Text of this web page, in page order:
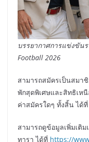
บรรยากาศการแข่งขัน
Football 2026
สามารถสมัครเป็นสมา
พักสุดพิเศษและสิทธิเห
ค่าสมัครใดๆ ทั้งสิ้น ได้ที่
สามารถดูข้อมูลเพิ่มเติม
ทารา ได้ที่ https://